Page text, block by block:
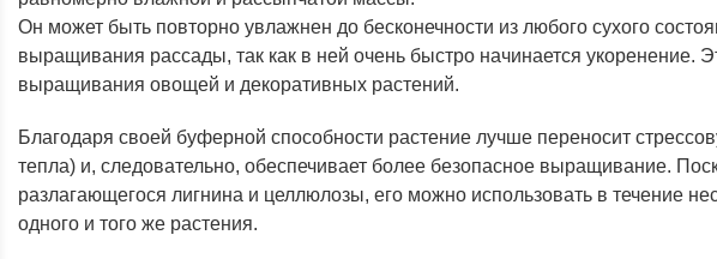
Он может быть повторно увлажнен до бесконечности из любого сухого
выращивания рассады, так как в ней очень быстро начинается укоренение.
выращивания овощей и декоративных растений.
Благодаря своей буферной способности растение лучше переносит
тепла) и, следовательно, обеспечивает более безопасное выращивание.
разлагающегося лигнина и целлюлозы, его можно использовать в течение
одного и того же растения.